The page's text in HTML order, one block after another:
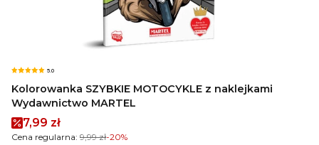
5.0
Kolorowanka SZYBKIE MOTOCYKLE z naklejkami
Wydawnictwo MARTEL
Cena promocyjna
7,99 zł
Cena regularna: 9,99 zł-20%